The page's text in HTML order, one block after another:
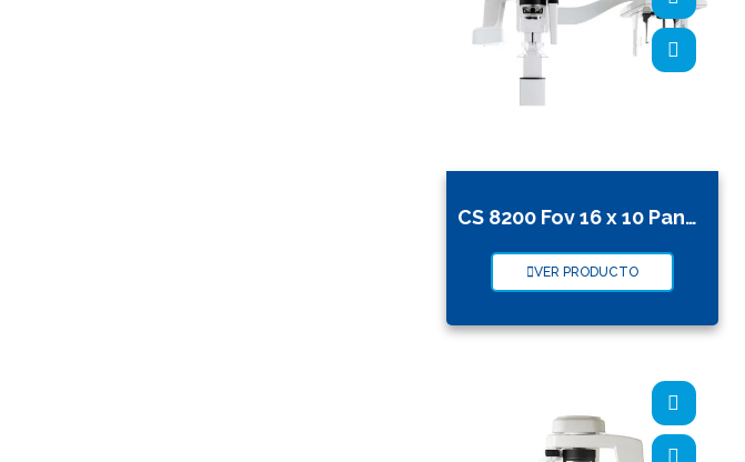
CS 8200 Fov 16 x 10 Panorámico Tomógrafo Cep
VER PRODUCTO